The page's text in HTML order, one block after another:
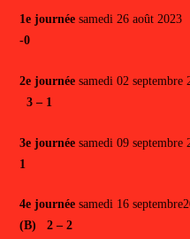
1e journéesamedi 26
-0
2e journéesamedi 02
3 – 1
3e journéesamedi 09
1
4e journée samedi 16
(B) 2 – 2